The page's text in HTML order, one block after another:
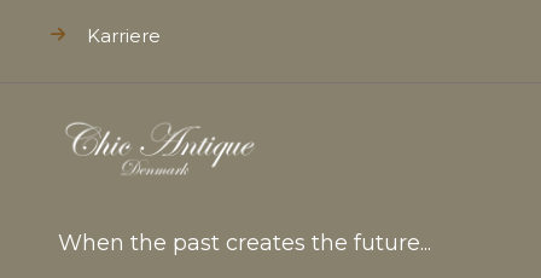
Karriere
When the past creates the future...